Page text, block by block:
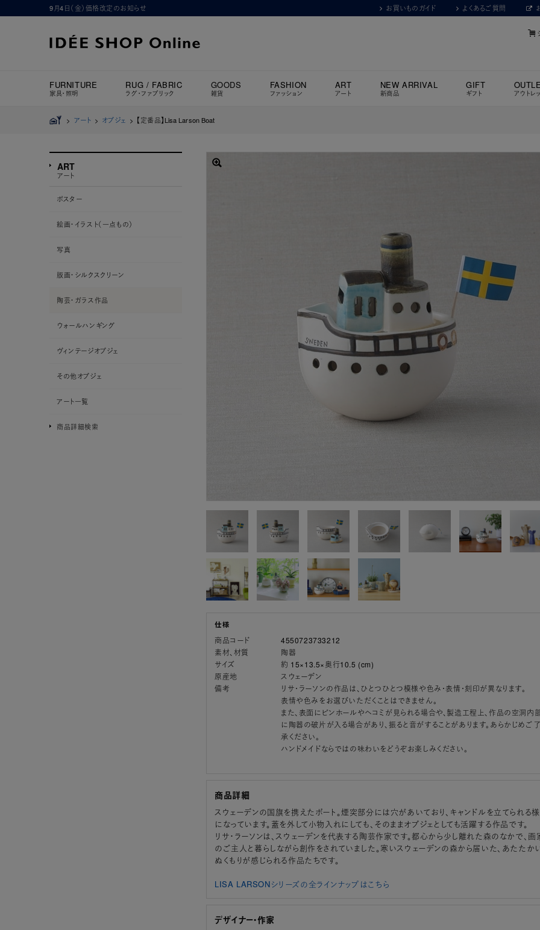
9月4日（金）価格改定のお知らせ お買いものガイド よくあるご質問
FURNITURE
家具・照明
RUG / FABRIC
ラグ・ファブリック
GOODS
雑貨
FASHION
ファッション
ART
アート
NEW ARRIVAL
新商品
GIFT
ギフト アウトレ
> アート> オブジェ > 【定番品】Lisa Larson Boat
商品コード
4550723733212
素材、材質
陶器
サイズ
約 15×13.5×奥行10.5 (cm)
原産地
スウェーデン
備考
リサ・ラーソンの作品は、ひとつひとつ模様や色み・表情・刻印が異なります。
表情や色みをお選びいただくことはできません。
また、表面にピンホールやヘコミが見られる場合や、製造工程上、作品の空洞内
に陶器の破片が入る場合があり、振ると音がすることがあります。あらかじめご
承ください。
ハンドメイドならではの味わいをどうぞお楽しみください。
商品詳細
スウェーデンの国旗を携えたボート。煙突部分には穴があいており、キャンドルを立てられる様
になっています。蓋を外して小物入れにしても、そのままオブジェとしても活躍する作品です。
リサ・ラーソンは、スウェーデンを代表する陶芸作家です。都心から少し離れた森のなかで、画
のご主人と暮らしながら創作をされていました。寒いスウェーデンの森から届いた、あたたか
ぬくもりが感じられる作品たちです。
LISA LARSONシリーズの全ラインナップはこちら
デザイナー・作家
ART
アート
ポスター
絵画・イラスト（一点もの）
写真
版画・シルクスクリーン
陶芸・ガラス作品
ウォールハンギング
ヴィンテージオブジェ
その他オブジェ
アート一覧
商品詳細検索